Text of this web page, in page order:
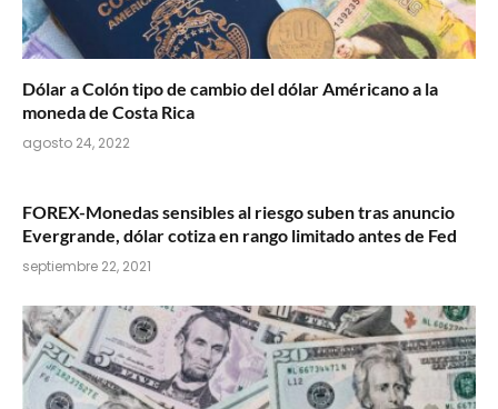
Dólar a Colón tipo de cambio del dólar Américano a la
moneda de Costa Rica
agosto 24, 2022
FOREX-Monedas sensibles al riesgo suben tras anuncio
Evergrande, dólar cotiza en rango limitado antes de Fed
septiembre 22, 2021